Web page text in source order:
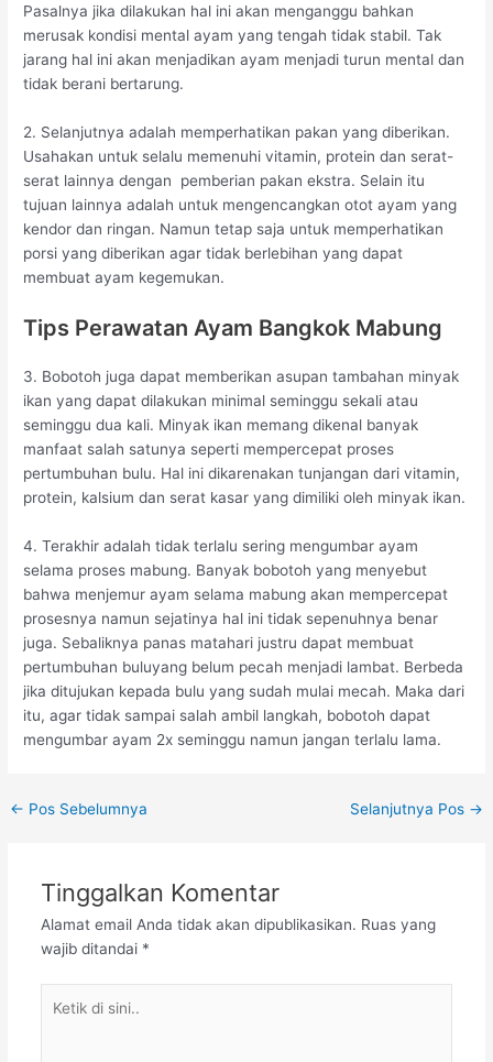
Pasalnya jika dilakukan hal ini akan menganggu bahkan
merusak kondisi mental ayam yang tengah tidak stabil. Tak
jarang hal ini akan menjadikan ayam menjadi turun mental dan
tidak berani bertarung.
2. Selanjutnya adalah memperhatikan pakan yang diberikan.
Usahakan untuk selalu memenuhi vitamin, protein dan serat-
serat lainnya dengan pemberian pakan ekstra. Selain itu
tujuan lainnya adalah untuk mengencangkan otot ayam yang
kendor dan ringan. Namun tetap saja untuk memperhatikan
porsi yang diberikan agar tidak berlebihan yang dapat
membuat ayam kegemukan.
Tips Perawatan Ayam Bangkok Mabung
3. Bobotoh juga dapat memberikan asupan tambahan minyak
ikan yang dapat dilakukan minimal seminggu sekali atau
seminggu dua kali. Minyak ikan memang dikenal banyak
manfaat salah satunya seperti mempercepat proses
pertumbuhan bulu. Hal ini dikarenakan tunjangan dari vitamin,
protein, kalsium dan serat kasar yang dimiliki oleh minyak ikan.
4. Terakhir adalah tidak terlalu sering mengumbar ayam
selama proses mabung. Banyak bobotoh yang menyebut
bahwa menjemur ayam selama mabung akan mempercepat
prosesnya namun sejatinya hal ini tidak sepenuhnya benar
juga. Sebaliknya panas matahari justru dapat membuat
pertumbuhan buluyang belum pecah menjadi lambat. Berbeda
jika ditujukan kepada bulu yang sudah mulai mecah. Maka dari
itu, agar tidak sampai salah ambil langkah, bobotoh dapat
mengumbar ayam 2x seminggu namun jangan terlalu lama.
Post
← Pos Sebelumnya Selanjutnya Pos →
Tinggalkan Komentar
Alamat email Anda tidak akan dipublikasikan. Ruas yang
wajib ditandai *